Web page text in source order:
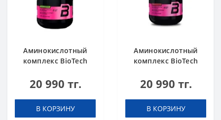
Аминокислотный
комплекс BioTech
100.000 Apple 500 мл
20 990 тг.
В КОРЗИНУ
Аминокислотный
комплекс BioTech
100.000 Cherry 500
20 990 тг.
В КОРЗИНУ